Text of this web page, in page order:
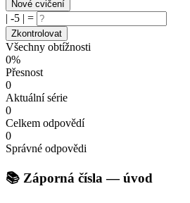
Nové cvičení
| -5 | =
Zkontrolovat
Všechny obtížnosti
0%
Přesnost
0
Aktuální série
0
Celkem odpovědí
0
Správné odpovědi
📚 Záporná čísla — úvod